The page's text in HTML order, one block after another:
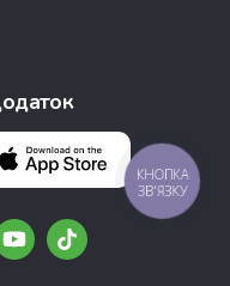
КНОПКА
ЗВ'ЯЗКУ